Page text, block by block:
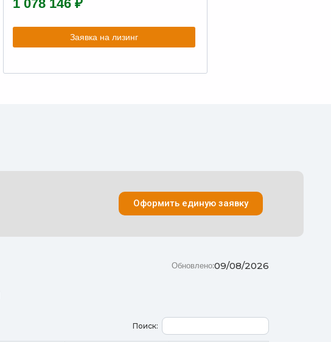
1 078 146 ₽
Заявка на лизинг
Оформить единую заявку
09/08/2026
Обновлено:
Поиск: